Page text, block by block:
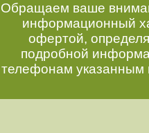
Обращаем ваше
информационный
офертой,
подробной
телефонам указанным